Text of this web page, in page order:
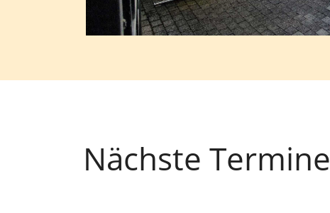
Nächste Termine